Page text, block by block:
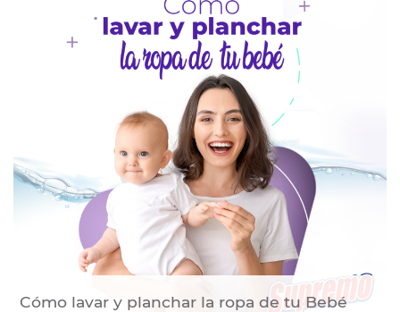
Cómo lavar y planchar la ropa de tu Bebé